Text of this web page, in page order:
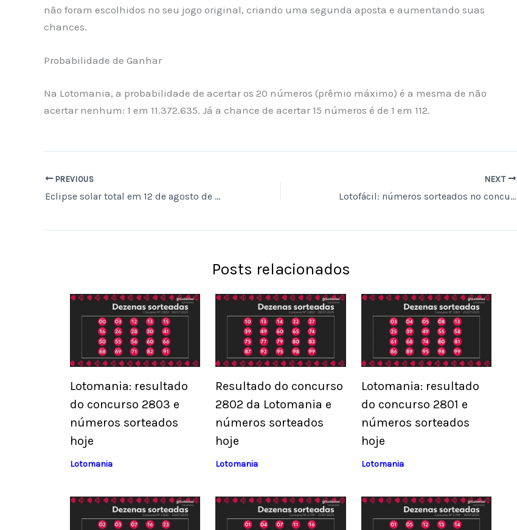
não foram escolhidos no seu jogo original, criando uma segunda aposta e aumentando suas
chances.
Probabilidade de Ganhar
Na Lotomania, a probabilidade de acertar os 20 números (prêmio máximo) é a mesma de não
acertar nenhum: 1 em 11.372.635. Já a chance de acertar 15 números é de 1 em 112.
PREVIOUS
Eclipse solar total em 12 de agosto de 2026 promete experiências exclusivas na Espanha com pacotes a partir de 200 mil euros
NEXT
Lotofácil: números sorteados no concurso 3730 de hoje
Posts relacionados
Lotomania: resultado
do concurso 2803 e
números sorteados
hoje
Lotomania
Resultado do concurso
2802 da Lotomania e
números sorteados
hoje
Lotomania
Lotomania: resultado
do concurso 2801 e
números sorteados
hoje
Lotomania